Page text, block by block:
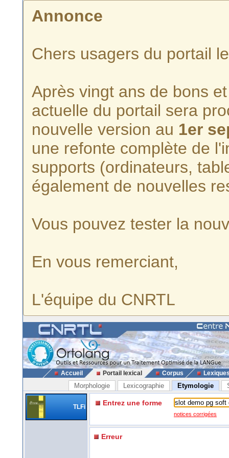
Annonce
Chers usagers du portail
Après vingt ans de bons
actuelle du portail sera
nouvelle version au 1er
une refonte complète de
supports (ordinateurs,
également de nouvelles
Vous pouvez tester la
En vous remerciant,
L'équipe du CNRTL
Accueil Portail lexical Corpus
Morphologie Lexicographie Etymologie
TLFi Entrez une forme
notices corrigées
Erreur